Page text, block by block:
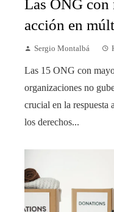
Las ONG con
acción en
Sergio Montalbá
Las 15 ONG con
organizaciones no
crucial en la respuesta
los derechos...